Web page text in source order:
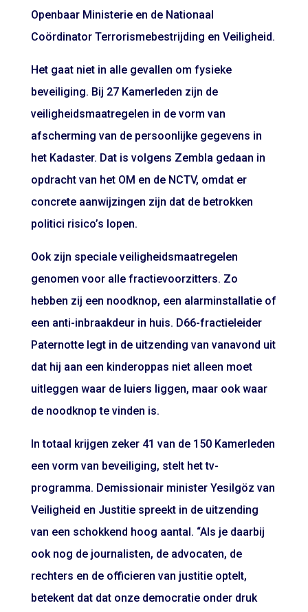
Openbaar Ministerie en de Nationaal
Coördinator Terrorismebestrijding en Veiligheid.
Het gaat niet in alle gevallen om fysieke
beveiliging. Bij 27 Kamerleden zijn de
veiligheidsmaatregelen in de vorm van
afscherming van de persoonlijke gegevens in
het Kadaster. Dat is volgens Zembla gedaan in
opdracht van het OM en de NCTV, omdat er
concrete aanwijzingen zijn dat de betrokken
politici risico’s lopen.
Ook zijn speciale veiligheidsmaatregelen
genomen voor alle fractievoorzitters. Zo
hebben zij een noodknop, een alarminstallatie of
een anti-inbraakdeur in huis. D66-fractieleider
Paternotte legt in de uitzending van vanavond uit
dat hij aan een kinderoppas niet alleen moet
uitleggen waar de luiers liggen, maar ook waar
de noodknop te vinden is.
In totaal krijgen zeker 41 van de 150 Kamerleden
een vorm van beveiliging, stelt het tv-
programma. Demissionair minister Yesilgöz van
Veiligheid en Justitie spreekt in de uitzending
van een schokkend hoog aantal. “Als je daarbij
ook nog de journalisten, de advocaten, de
rechters en de officieren van justitie optelt,
betekent dat dat onze democratie onder druk